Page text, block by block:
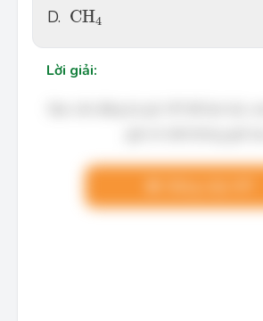
D. CH4
CH4
Lời giải: